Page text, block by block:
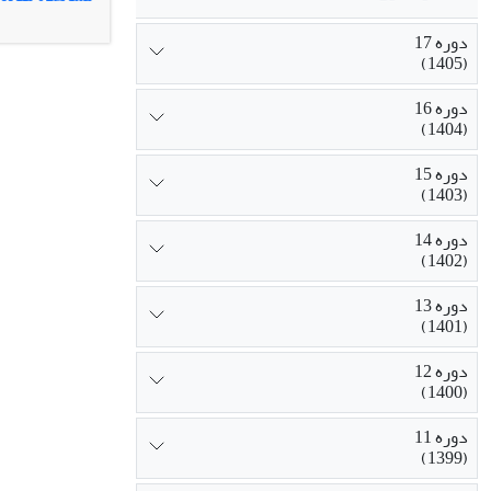
غیردارویی
دوره 17
(1405)
دوره 16
(1404)
دوره 15
(1403)
دوره 14
(1402)
دوره 13
(1401)
دوره 12
(1400)
دوره 11
(1399)